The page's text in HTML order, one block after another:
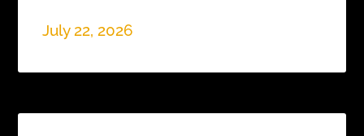
July 22, 2026